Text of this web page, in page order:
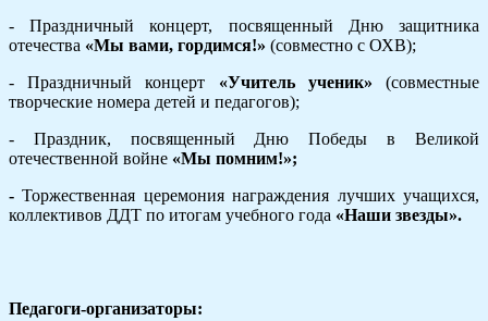
- Праздничный концерт, посвященный Дню защитника
отечества «Мы вами, гордимся!» (совместно с ОХВ);
- Праздничный концерт «Учитель ученик» (совместные
творческие номера детей и педагогов);
- Праздник, посвященный Дню Победы в Великой
отечественной войне «Мы помним!»;
-Торжественная церемония награждения лучших учащихся,
коллективов ДДТ по итогам учебного года «Наши звезды».
Педагоги-организаторы: